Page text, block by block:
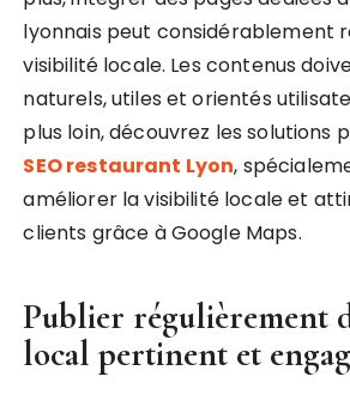
lyonnais peut considérablement
visibilité locale. Les contenus
naturels, utiles et orientés
plus loin, découvrez les solutions
SEO restaurant Lyon,
améliorer la visibilité locale et
clients grâce à Google Maps.
Publier régulièrement
local pertinent et